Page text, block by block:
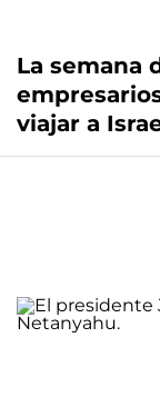
La semana
viajar a